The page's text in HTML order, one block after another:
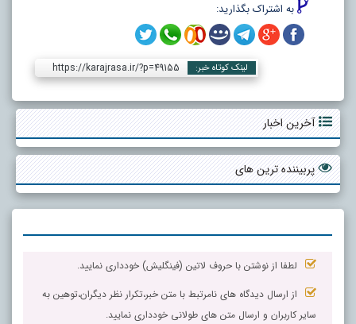
به اشتراک بگذارید:
لینک کوتاه خبر: https://karajrasa.ir/?p=49155
آخرین اخبار
پربیننده ترین های
لطفا از نوشتن با حروف لاتین (فینگلیش) خودداری نمایید.
از ارسال دیدگاه های نامرتبط با متن خبر،تکرار نظر دیگران،توهین به
سایر کاربران و ارسال متن های طولانی خودداری نمایید.